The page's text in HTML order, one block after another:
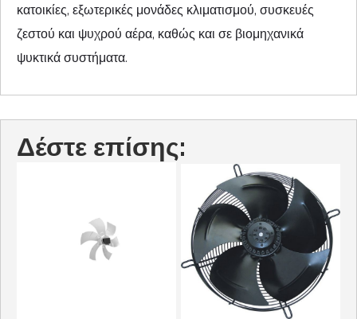
κατοικίες, εξωτερικές μονάδες κλιματισμού, συσκευές
ζεστού και ψυχρού αέρα, καθώς και σε βιομηχανικά
ψυκτικά συστήματα.
Δέστε επίσης: